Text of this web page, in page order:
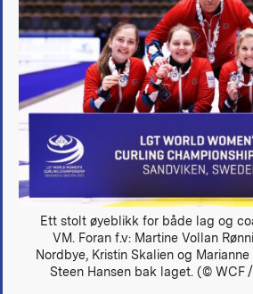
Ett stolt øyeblikk for både lag og
VM. Foran f.v: Martine Vollan
Nordbye, Kristin Skalien og
Steen Hansen bak laget. (© WCF